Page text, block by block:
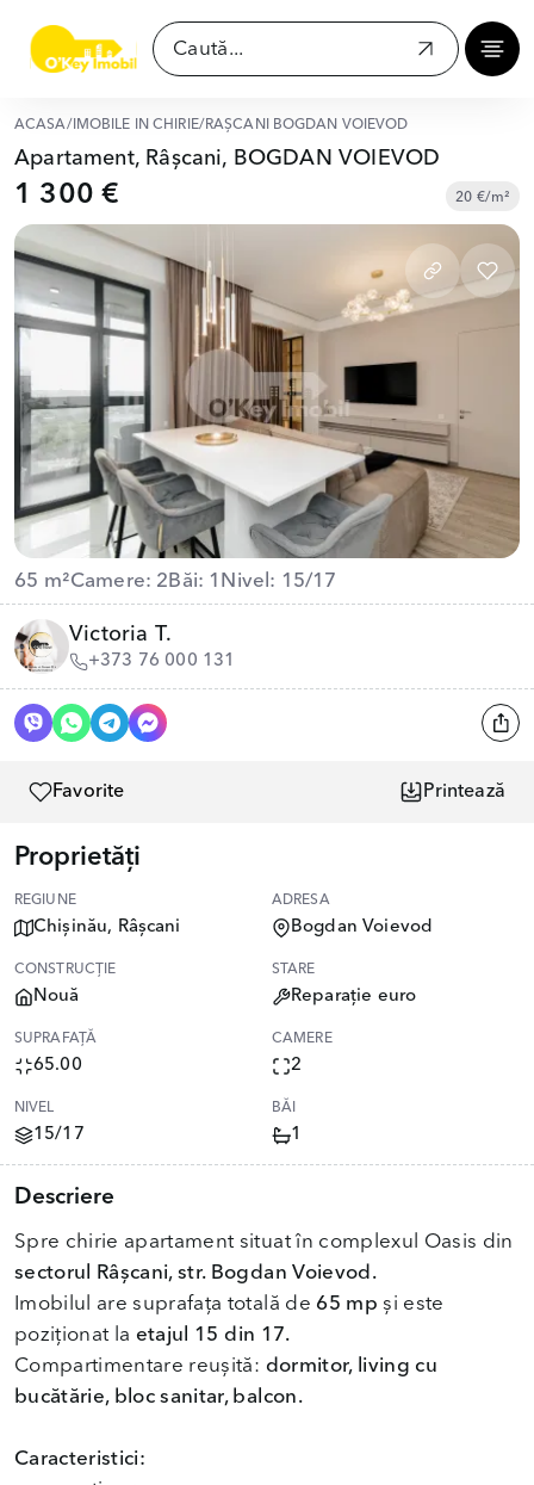
ACASĂ/ IMOBILE ÎN CHIRIE/ RÂȘCANI BOGDAN VOIEVOD
Apartament, Râșcani, BOGDAN VOIEVOD
1 300 € 20 €/m²
65 m²Camere: 2 Băi: 1 Nivel: 15/17
Victoria T.
+373 76 000 131
Favorite Printează
Proprietăți
REGIUNE
Chișinău, Râșcani
ADRESA
Bogdan Voievod
CONSTRUCȚIE
Nouă
STARE
Reparație euro
SUPRAFAȚĂ
65.00
CAMERE
2
NIVEL
15/17
BĂI
1
Descriere
Spre chirie apartament situat în complexul Oasis din
sectorul Râșcani, str. Bogdan Voievod.
Imobilul are suprafața totală de 65 mp și este
poziționat la etajul 15 din 17.
Compartimentare reușită: dormitor, living cu
bucătărie, bloc sanitar, balcon.
Caracteristici: